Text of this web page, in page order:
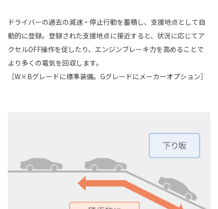
ドライバーの過去の減速・停止行動を蓄積し、支援地点として自
動的に登録。登録された支援地点に接近すると、状況に応じてア
クセルOFF操作を促したり、エンジンブレーキ力を高めることで
より多くの電気を回収します。
［W×Bグレードに標準装備。Gグレードにメーカーオプション］